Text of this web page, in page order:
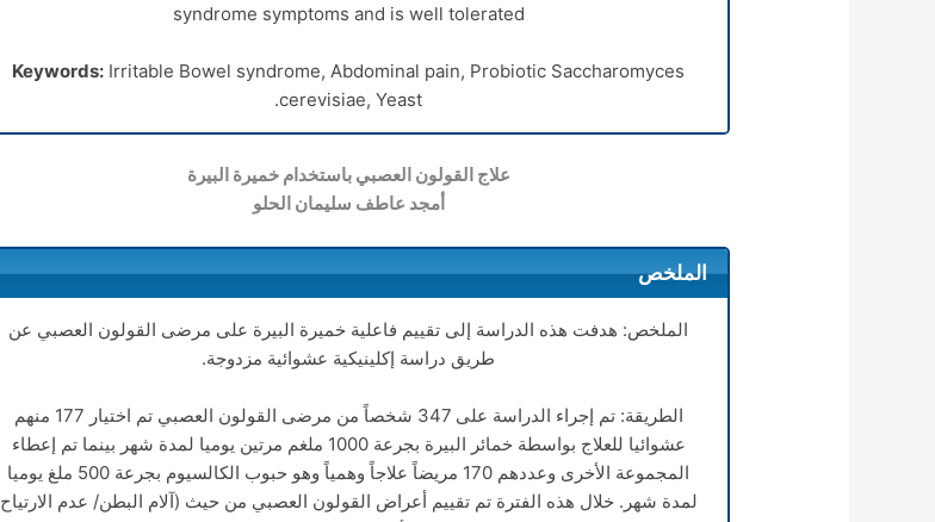
syndrome symptoms and is well tolerated
Keywords: Irritable Bowel syndrome, Abdominal pain, Probiotic Saccharomyces
cerevisiae, Yeast.
علاج القولون العصبي باستخدام خميرة البيرة
أمجد عاطف سليمان الحلو
الملخص
الملخص: هدفت هذه الدراسة إلى تقييم فاعلية خميرة البيرة على مرضى القولون العصبي عن
طريق دراسة إكلينيكية عشوائية مزدوجة.
الطريقة: تم إجراء الدراسة على 347 شخصاً من مرضى القولون العصبي تم اختيار 177 منهم
عشوائيا للعلاج بواسطة خمائر البيرة بجرعة 1000 ملغم مرتين يوميا لمدة شهر بينما تم إعطاء
المجموعة الأخرى وعددهم 170 مريضاً علاجاً وهمياً وهو حبوب الكالسيوم بجرعة 500 ملغ يوميا
لمدة شهر. خلال هذه الفترة تم تقييم أعراض القولون العصبي من حيث (آلام البطن/ عدم الارتياح